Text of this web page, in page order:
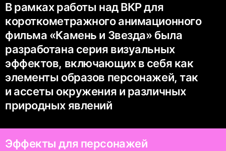
В рамках работы над ВКР для
короткометражного анимационного
фильма «Камень и Звезда» была
разработана серия визуальных
эффектов, включающих в себя как
элементы образов персонажей, так
и ассеты окружения и различных
природных явлений
Эффекты для персонажей